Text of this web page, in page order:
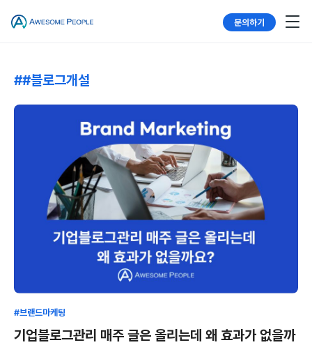
문의하기
##블로그개설
#브랜드마케팅
기업블로그관리 매주 글은 올리는데 왜 효과가 없을까